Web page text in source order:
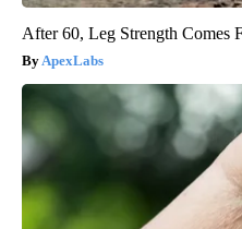
After 60, Leg Strength Comes
ApexLabs